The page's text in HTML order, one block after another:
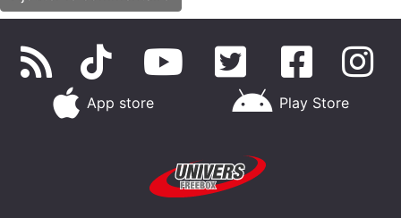
App store Play Store